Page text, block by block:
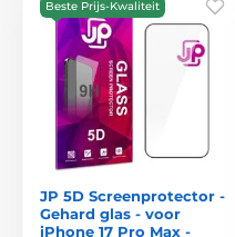
Beste Prijs-Kwaliteit
JP 5D Screenprotector -
Gehard glas - voor
iPhone 17 Pro Max -